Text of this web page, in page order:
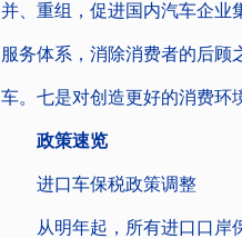
并、重组，促进国内汽车企业
服务体系，消除消费者的后顾
车。七是对创造更好的消费环
政策速览
进口车保税政策调整
从明年起，所有进口口岸保